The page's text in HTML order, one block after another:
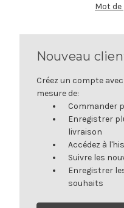
Mot de
Nouveau
Créez un compte
mesure de:
Commander
Enregistrer
livraison
Accédez à
Suivre les
Enregistrer
souhaits